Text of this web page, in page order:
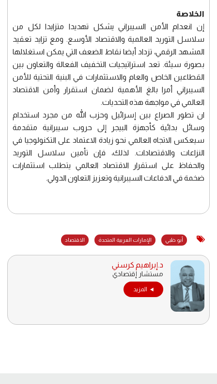
الخلاصة
إن انعدام الأمن السيبراني يشكل تهديدا متزايدا لكل من
سلاسل التوريد العالمية والاقتصاد الأوسع. ومع تزايد تعقيد
المشهد الرقمي، تزداد أيضا نقاط الضعف التي يمكن استغلالها
بصورة سيئة. تعد استراتيجيات التخفيف الفعالة والتعاون بين
القطاعين الخاص والعام والاستثمارات في البنية التحتية للأمن
السيبراني أمرا بالغ الأهمية لضمان استقرار وأمن الاقتصاد
العالمي في مواجهة هذه التحديات.
ان تطور الصراع بين إسرائيل وحزب الله من مجرد استخدام
وسائل بدائية كأجهزة البيجر إلى حروب سيبرانية متقدمة
سيعكس الاتجاه العالمي نحو زيادة الاعتماد على التكنولوجيا في
النزاعات والاقتصادات. لذلك، فإن تأمين سلاسل التوريد
والحفاظ على استقرار الاقتصاد العالمي يتطلب استثمارات
ضخمة في الدفاعات السيبرانية وتعزيز التعاون الدولي.
أبو ظبي الإمارات العربية المتحدة الاقتصاد
د.إبراهيم كرسني
مستشار إقتصادي
المزيد